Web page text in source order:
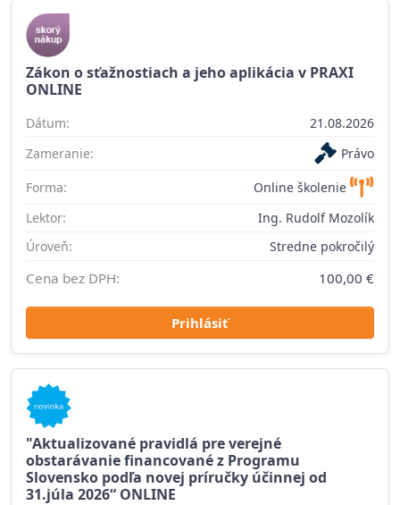
Zákon o sťažnostiach a jeho aplikácia v PRAXI
ONLINE
Dátum:
21.08.2026
Zameranie:
Právo
Forma:
Online školenie
Lektor:
Ing. Rudolf Mozolík
Úroveň:
Stredne pokročilý
Cena bez DPH: 100,00 €
Prihlásiť
"Aktualizované pravidlá pre verejné
obstarávanie financované z Programu
Slovensko podľa novej príručky účinnej od
31.júla 2026“ ONLINE